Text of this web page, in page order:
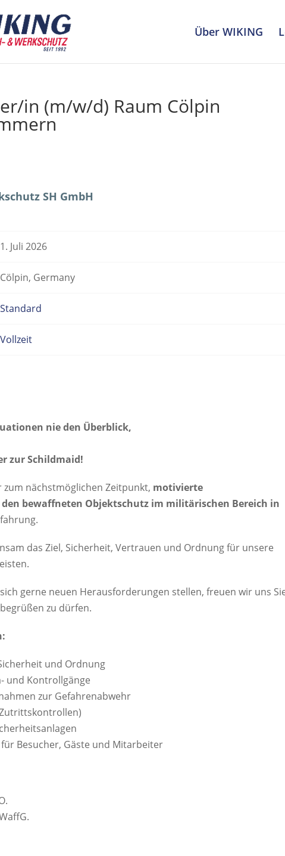
Über WIKING
in (m/w/d) Raum Cölpin
SH GmbH
1. Juli 2026
Cölpin, Germany
Standard
Vollzeit
nie den Überblick,
zur Schildmaid!
nächstmöglichen Zeitpunkt, motivierte
bewaffneten Objektschutz im militärischen Bereich in
das Ziel, Sicherheit, Vertrauen und Ordnung für unsere
gerne neuen Herausforderungen stellen, freuen wir uns
zu dürfen.
und Ordnung
und Kontrollgänge
zur Gefahrenabwehr
Besucher, Gäste und Mitarbeiter